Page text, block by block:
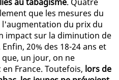
que les mesures du
du prix du
impact sur la diminution de
20% des 18-24 ans et
que, un jour, on ne
France. Toutefois, lors de